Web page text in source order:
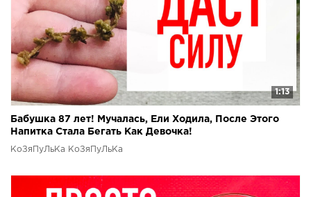
1:13
Бабушка 87 лет! Мучалась, Ели Ходила, После Этого
Напитка Стала Бегать Как Девочка!
КоЗяПуЛьКа КоЗяПуЛьКа